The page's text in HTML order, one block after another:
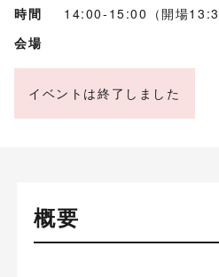
時間
14:00-15:00（開場
会場
イベントは終了しました
概要